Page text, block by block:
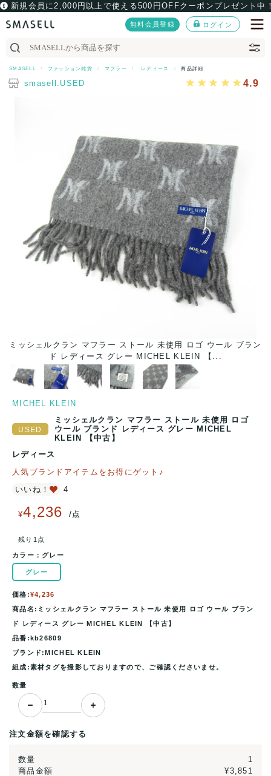
新規会員に2,000円以上で使える500円OFFクーポンプレゼント中
無料会員登録 ログイン
SMASELL ファッション雑貨 マフラー レディース 商品詳細
smasell.USED 4.9
ミッシェルクラン マフラー ストール 未使用 ロゴ ウール ブラン
ド レディース グレー MICHEL KLEIN 【...
MICHEL KLEIN
ミッシェルクラン マフラー ストール 未使用 ロゴ
ウール ブランド レディース グレー MICHEL
KLEIN 【中古】
レディース
人気ブランドアイテムをお得にゲット♪
いいね！
4
¥4,236 /点
残り1点
カラー： グレー
グレー
価格:¥4,236
商品名:ミッシェルクラン マフラー ストール 未使用 ロゴ ウール ブラン
ド レディース グレー MICHEL KLEIN 【中古】
品番:kb26809
ブランド:MICHEL KLEIN
組成:素材タグを撮影しておりますので、ご確認くださいませ。
数量
注文金額を確認する
数量
1
商品金額
¥3,851